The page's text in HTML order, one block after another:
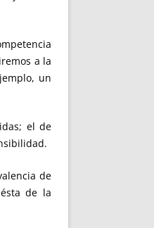
a la
un
el de
de
de la